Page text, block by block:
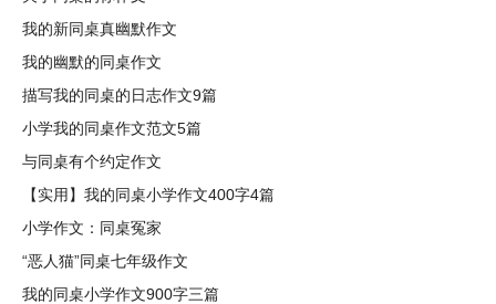
我的新同桌真幽默作文
我的幽默的同桌作文
描写我的同桌的日志作文9篇
小学我的同桌作文范文5篇
与同桌有个约定作文
【实用】我的同桌小学作文400字4篇
小学作文：同桌冤家
“恶人猫”同桌七年级作文
我的同桌小学作文900字三篇